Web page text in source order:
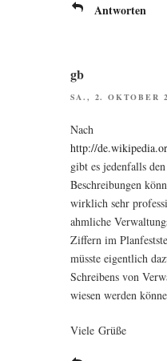
Antworten
gb
SA., 2. OKTOBER
Nach
http://
gibt es jeden­falls
Beschrei­bun­gen
wirk­lich sehr
ahm­li­che
Zif­fern im
müss­te eigent­lich
Schrei­bens von
wie­sen wer­den
Vie­le Grüße